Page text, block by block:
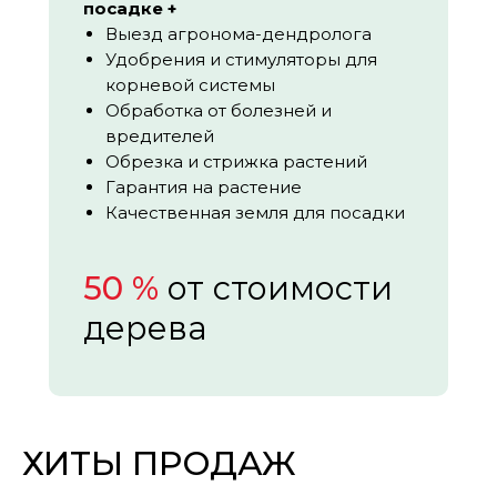
50 % от стоимости
дерева
посадке +
Выезд агронома-дендролога
Удобрения и стимуляторы для
корневой системы
Обработка от болезней и
вредителей
Обрезка и стрижка растений
Гарантия на растение
Качественная земля для посадки
ХИТЫ ПРОДАЖ